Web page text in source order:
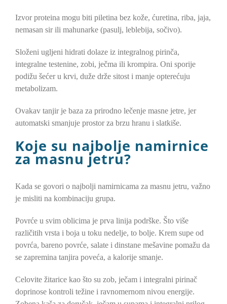
Izvor proteina mogu biti piletina bez kože, ćuretina, riba, jaja,
nemasan sir ili mahunarke (pasulj, leblebija, sočivo).
Složeni ugljeni hidrati dolaze iz integralnog pirinča,
integralne testenine, zobi, ječma ili krompira. Oni sporije
podižu šećer u krvi, duže drže sitost i manje opterećuju
metabolizam.
Ovakav tanjir je baza za prirodno lečenje masne jetre, jer
automatski smanjuje prostor za brzu hranu i slatkiše.
Koje su najbolje namirnice
za masnu jetru?
Kada se govori o najbolji namirnicama za masnu jetru, važno
je misliti na kombinaciju grupa.
Povrće u svim oblicima je prva linija podrške. Što više
različitih vrsta i boja u toku nedelje, to bolje. Krem supe od
povrća, bareno povrće, salate i dinstane mešavine pomažu da
se zapremina tanjira poveća, a kalorije smanje.
Celovite žitarice kao što su zob, ječam i integralni pirinač
doprinose kontroli težine i ravnomernom nivou energije.